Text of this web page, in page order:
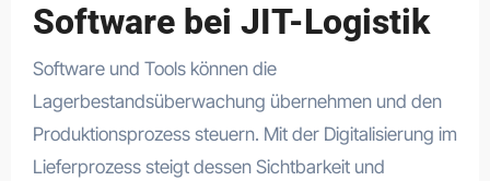
Software bei JIT-Logistik
Software und Tools können die
Lagerbestandsüberwachung übernehmen und den
Produktionsprozess steuern. Mit der Digitalisierung im
Lieferprozess steigt dessen Sichtbarkeit und